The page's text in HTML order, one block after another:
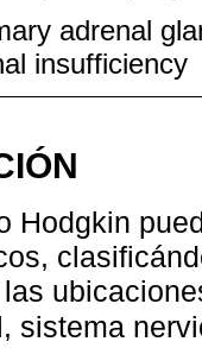
adrenal
insufficiency
Hodgkin
sistema